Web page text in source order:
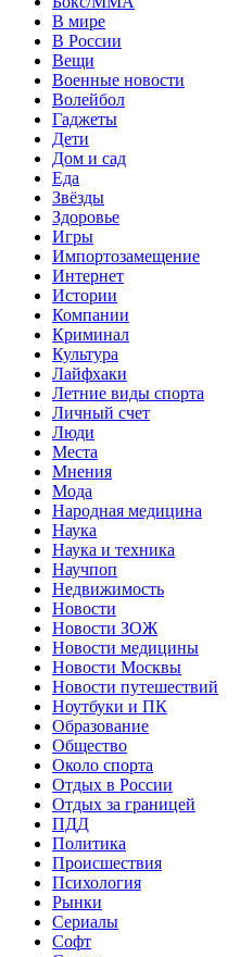
В мире
В России
Вещи
Военные новости
Волейбол
Гаджеты
Дети
Дом и сад
Еда
Звёзды
Здоровье
Игры
Импортозамещение
Интернет
Истории
Компании
Криминал
Культура
Лайфхаки
Летние виды спорта
Личный счет
Люди
Места
Мнения
Мода
Народная медицина
Наука
Наука и техника
Научпоп
Недвижимость
Новости
Новости ЗОЖ
Новости медицины
Новости Москвы
Новости путешествий
Ноутбуки и ПК
Образование
Общество
Около спорта
Отдых в России
Отдых за границей
ПДД
Политика
Происшествия
Психология
Рынки
Сериалы
Софт